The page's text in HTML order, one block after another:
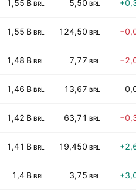
1,55 B BRL 5,50 BRL
1,55 B BRL 124,50 BRL
1,48 B BRL 7,77 BRL
1,46 B BRL 13,67 BRL
1,42 B BRL 63,71 BRL
1,41 B BRL 19,450 BRL
1,4 B BRL 3,75 BRL